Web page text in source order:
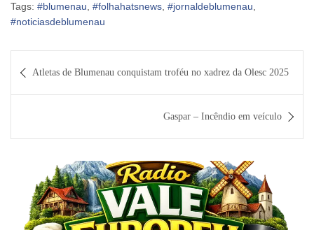
Tags: #blumenau, #folhahatsnews, #jornaldeblumenau,
#noticiasdeblumenau
de
Atletas de Blumenau conquistam troféu no xadrez da Olesc 2025
Gaspar – Incêndio em veículo